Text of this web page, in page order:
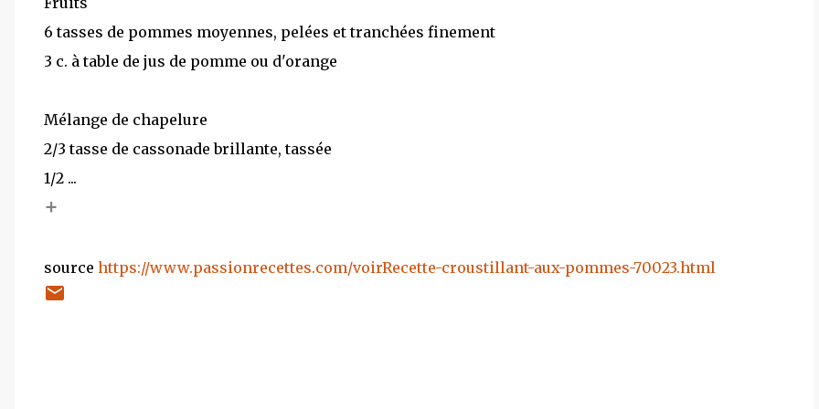
6 tasses de pommes moyennes, pelées et tranchées finement
3 c. à table de jus de pomme ou d'orange
Mélange de chapelure
2/3 tasse de cassonade brillante, tassée
1/2 ...
+
source https://www.passionrecettes.com/voirRecette-croustillant-aux-pommes-70023.html